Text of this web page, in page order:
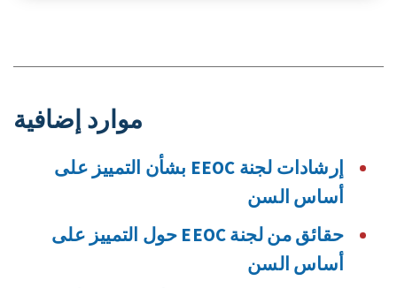
موارد إضافية
إرشادات لجنة EEOC بشأن التمييز على
أساس السن
حقائق من لجنة EEOC حول التمييز على
أساس السن